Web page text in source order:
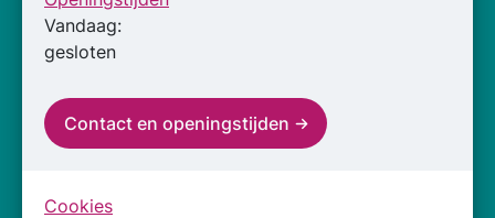
Vandaag:
gesloten
Contact en openingstijden
Cookies